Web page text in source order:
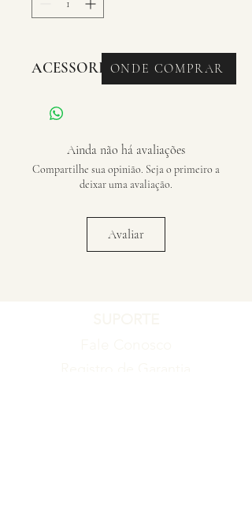
ACESSORIOS - CASE GPS
Ainda não há avaliações
Compartilhe sua opinião. Seja o primeiro a
deixar uma avaliação.
Avaliar
ONDE COMPRAR